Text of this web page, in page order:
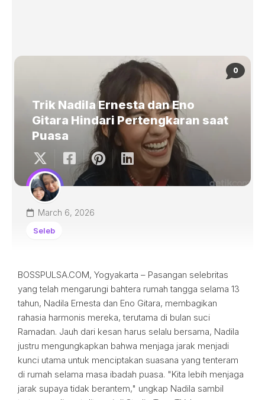
0
Trik Nadila Ernesta dan Eno
Gitara Hindari Pertengkaran saat
Puasa
March 6, 2026
Seleb
BOSSPULSA.COM, Yogyakarta – Pasangan selebritas
yang telah mengarungi bahtera rumah tangga selama 13
tahun, Nadila Ernesta dan Eno Gitara, membagikan
rahasia harmonis mereka, terutama di bulan suci
Ramadan. Jauh dari kesan harus selalu bersama, Nadila
justru mengungkapkan bahwa menjaga jarak menjadi
kunci utama untuk menciptakan suasana yang tenteram
di rumah selama masa ibadah puasa. "Kita lebih menjaga
jarak supaya tidak berantem," ungkap Nadila sambil